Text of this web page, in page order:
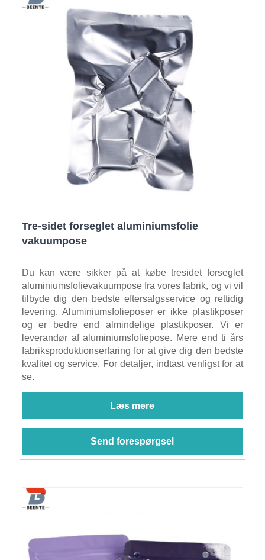
Tre-sidet forseglet aluminiumsfolie
vakuumpose
Du kan være sikker på at købe tresidet forseglet
aluminiumsfolievakuumpose fra vores fabrik, og vi vil
tilbyde dig den bedste eftersalgsservice og rettidig
levering. Aluminiumsfolieposer er ikke plastikposer
og er bedre end almindelige plastikposer. Vi er
leverandør af aluminiumsfoliepose. Mere end ti års
fabriksproduktionserfaring for at give dig den bedste
kvalitet og service. For detaljer, indtast venligst for at
se.
Læs mere
Send forespørgsel